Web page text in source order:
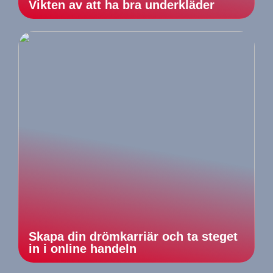
Vikten av att ha bra underkläder
Skapa din drömkarriär och ta steget
in i online handeln